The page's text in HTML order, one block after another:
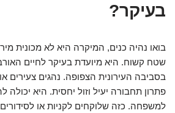
בעיקר?
בואו נהיה כנים, המיקרה היא לא מכונית
שטח קשוח. היא מיועדת בעיקר לחיים
בסביבה העירונית הצפופה. נהגים צעירים
פתרון תחבורה יעיל וזול יחסית. היא יכולה
למשפחה. כזה שלוקחים לקניות או